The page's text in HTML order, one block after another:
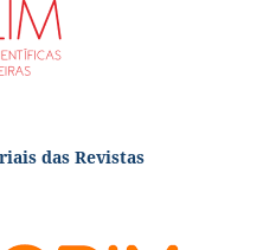
das Revistas